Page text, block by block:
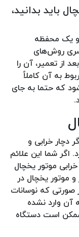
باید بدانید،
یک محفظه
روش‌های
از تعمیر، آن را
به آن کاملاً
که حتما به جای
دچار خرابی و
اگر شما این علائم
موتور یخچال
موتور یخچال در
در صورتی که نوسانات
آن وارد نشده
است دستگاه